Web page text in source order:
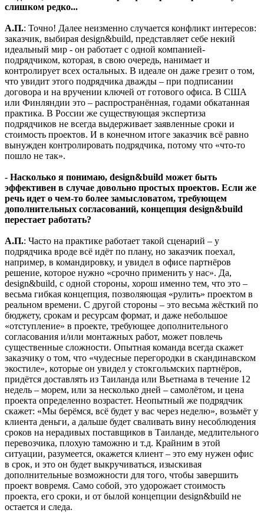
слишком редко...
А.П.: Точно! Далее неизменно случается конфликт интересов:
заказчик, выбирая design&build, представляет себе некий
идеальный мир - он работает с одной компанией-
подрядчиком, которая, в свою очередь, нанимает и
контролирует всех остальных. В идеале он даже грезит о том,
что увидит этого подрядчика дважды – при подписании
договора и на вручении ключей от готового офиса. В США
или Финляндии это – распространённая, годами обкатанная
практика. В России же существующая экспертиза
подрядчиков не всегда выдерживает заявленные сроки и
стоимость проектов. И в конечном итоге заказчик всё равно
вынужден контролировать подрядчика, потому что «что-то
пошло не так».
- Насколько я понимаю, design&build может быть
эффективен в случае довольно простых проектов. Если же
речь идет о чем-то более замысловатом, требующем
дополнительных согласований, концепция design&build
перестает работать?
А.П.: Часто на практике работает такой сценарий – у
подрядчика вроде всё идёт по плану, но заказчик поехал,
например, в командировку, и увидел в офисе партнёров
решение, которое нужно «срочно применить у нас». Да,
design&build, с одной стороны, хорош именно тем, что это –
весьма гибкая концепция, позволяющая «рулить» проектом в
реальном времени. С другой стороны – это весьма жёсткий по
бюджету, срокам и ресурсам формат, и даже небольшое
«отступление» в проекте, требующее дополнительного
согласования и/или монтажных работ, может повлечь
существенные сложности. Опытная команда всегда скажет
заказчику о том, что «чудесные перегородки в скандинавском
экостиле», которые он увидел у стокгольмских партнёров,
придётся доставлять из Таиланда или Вьетнама в течение 12
недель – морем, или за несколько дней – самолётом, и цена
проекта определенно возрастет. Неопытный же подрядчик
скажет: «Мы берёмся, всё будет у вас через неделю», возьмёт у
клиента деньги, а дальше будет сваливать вину несоблюдения
сроков на нерадивых поставщиков в Таиланде, медлительного
перевозчика, плохую таможню и т.д. Крайним в этой
ситуации, разумеется, окажется клиент – это ему нужен офис
в срок, и это он будет выкручиваться, изыскивая
дополнительные возможности для того, чтобы завершить
проект вовремя. Само собой, это удорожает стоимость
проекта, его сроки, и от былой концепции design&build не
остается и следа.